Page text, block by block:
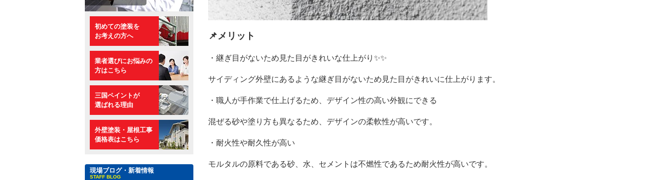
📌メリット
・継ぎ目がないため見た目がきれいな仕上がり✨✨
サイディング外壁にあるような継ぎ目がないため見た目がきれいに仕上がります。
・職人が手作業で仕上げるため、デザイン性の高い外観にできる
混ぜる砂や塗り方も異なるため、デザインの柔軟性が高いです。
・耐火性や耐久性が高い
モルタルの原料である砂、水、セメントは不燃性であるため耐火性が高いです。
初めての塗装を
お考えの方へ
業者選びにお悩みの
方はこちら
三国ペイントが
選ばれる理由
外壁塗装・屋根工事
価格表はこちら
現場ブログ・新着情報
STAFF BLOG